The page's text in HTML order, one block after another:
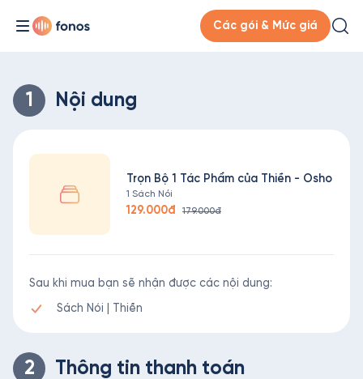
Các gói & Mức giá
1 Nội dung
Trọn Bộ 1 Tác Phẩm của Thiền - Osho
1 Sách Nói
129.000đ 179.000đ
Sau khi mua bạn sẽ nhận được các nội dung:
Sách Nói | Thiền
2 Thông tin thanh toán